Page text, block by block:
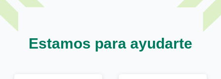
Estamos para ayudarte